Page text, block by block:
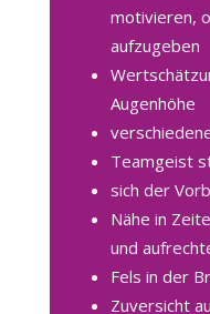
motivieren,
aufzugeben
Augenhöhe
Teamgeist
sich der
Nähe in
und
Fels in der
Zuversicht